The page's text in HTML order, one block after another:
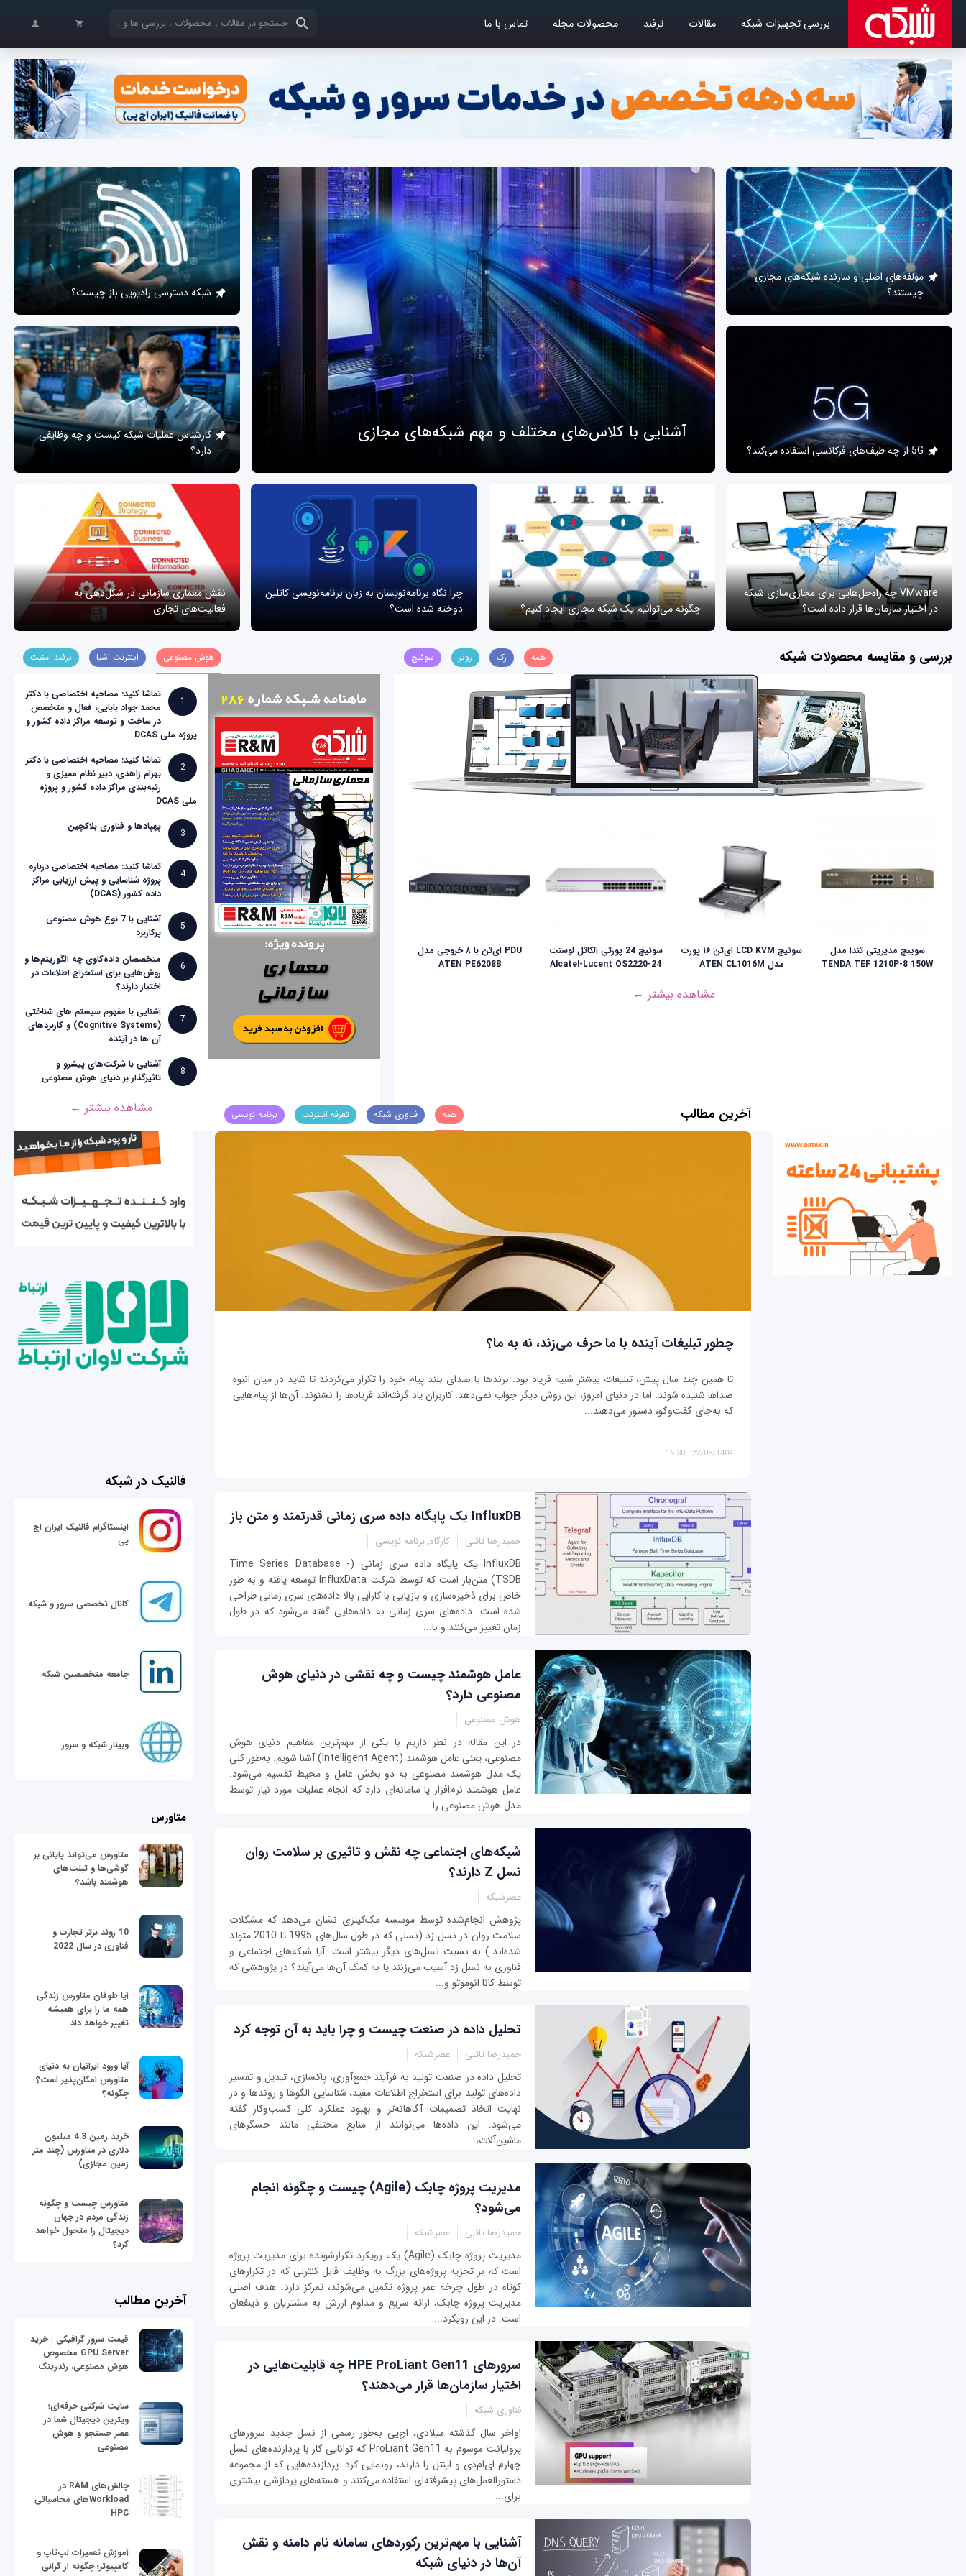
بررسی تجهیزات شبکه مقالات ترفند محصولات مجله تماس با ما کلمات کلیدی خود را وارد کنید
آشنایی با کلاس‌های مختلف و مهم شبکه‌های مجازی
مولفه‌های اصلی و سازنده شبکه‌های مجازی
چیستند؟
5G از چه طیف‌های فرکانسی استفاده می‌کند؟
شبکه دسترسی رادیویی باز چیست؟
کارشناس عملیات شبکه کیست و چه وظایفی
دارد؟
VMware چه راه‌حل‌هایی برای مجازی‌سازی شبکه
در اختیار سازمان‌ها قرار داده است؟
چگونه می‌توانیم یک شبکه مجازی ایجاد کنیم؟
چرا نگاه برنامه‌نویسان به زبان برنامه‌نویسی کاتلین
دوخته شده است؟
نقش معماری سازمانی در شکل‌دهی به
فعالیت‌های تجاری
بررسی و مقایسه محصولات شبکه همه رک روتر سوئیچ
سوییچ مدیریتی تندا مدل
TENDA TEF 1210P-8 150W
سوئيچ LCD KVM ای‌تن ۱۶ پورت
مدل ATEN CL1016M
سوئیچ 24 پورتی آلکاتل لوسنت
Alcatel-Lucent OS2220-24
PDU ای‌تن با ۸ خروجی مدل
ATEN PE6208B
مشاهده بیشتر ←
هوش مصنوعی اینترنت اشیا ترفند امنیت
1
تماشا کنید: مصاحبه اختصاصی با دکتر
محمد جواد بابایی، فعال و متخصص
در ساخت و توسعه مراکز داده کشور و
پروژه ملی DCAS
2
تماشا کنید: مصاحبه اختصاصی با دکتر
بهرام زاهدی، دبیر نظام ممیزی و
رتبه‌بندی مراکز داده کشور و پروژه
ملی DCAS
3
پهپادها و فناوری بلاکچین
4
تماشا کنید: مصاحبه اختصاصی درباره
پروژه شناسایی و پیش ارزیابی مراکز
داده کشور (DCAS)
5
آشنایی با 7 نوع هوش مصنوعی
پرکاربرد
6
متخصصان داده‌کاوی چه الگوریتم‌ها و
روش‌هایی برای استخراج اطلاعات در
اختیار دارند؟
7
آشنایی با مفهوم سیستم های شناختی
(Cognitive Systems) و کاربردهای
آن ها در آینده
8
آشنایی با شرکت‌های پیشرو و
تاثیرگذار بر دنیای هوش مصنوعی
مشاهده بیشتر ← آخرین مطالب همه فناوری شبکه تعرفه اینترنت برنامه نویسی
چطور تبلیغات آینده با ما حرف می‌زند، نه به ما؟
تا همین چند سال پیش، تبلیغات بیشتر شبیه فریاد بود. برندها با صدای بلند پیام خود را تکرار می‌کردند تا شاید در میان انبوه
صداها شنیده شوند. اما در دنیای امروز، این روش دیگر جواب نمی‌دهد. کاربران یاد گرفته‌اند فریادها را نشنوند. آن‌ها از پیام‌هایی
که به‌جای گفت‌وگو، دستور می‌دهند...
22/08/1404 - 16:30
InfluxDB یک پایگاه داده سری زمانی قدرتمند و متن باز
حمیدرضا تائبی کارگاه, برنامه نویسی
InfluxDB یک پایگاه داده سری زمانی (Time Series Database -
TSDB) متن‌باز است که توسط شرکت InfluxData توسعه یافته و به طور
خاص برای ذخیره‌سازی و بازیابی با کارایی بالا داده‌های سری زمانی طراحی
شده است. داده‌های سری زمانی به داده‌هایی گفته می‌شود که در طول
زمان تغییر می‌کنند و با...
عامل هوشمند چیست و چه نقشی در دنیای هوش
مصنوعی دارد؟
هوش مصنوعی
در این مقاله در نظر داریم با یکی از مهم‌ترین مفاهیم دنیای هوش
مصنوعی، یعنی عامل هوشمند (Intelligent Agent) آشنا شویم. به‌طور کلی
یک مدل هوشمند مصنوعی به دو بخش عامل و محیط تقسیم می‌شود.
عامل هوشمند نرم‌افزار یا سامانه‌ای دارد که انجام عملیات مورد نیاز توسط
مدل هوش مصنوعی را...
شبکه‌های اجتماعی چه نقش و تاثیری بر سلامت روان
نسل Z دارند؟
عصرشبکه
پژوهش انجام‌شده توسط موسسه مک‌کینزی نشان می‌دهد که مشکلات
سلامت روان در نسل زد (نسلی که در طول سال‌های 1995 تا 2010 متولد
شده‌اند.) به نسبت نسل‌های دیگر بیشتر است. آیا شبکه‌‌های اجتماعی و
فناوری به نسل زد آسیب می‌‌زنند یا به کمک آن‌ها می‌آیند؟ در پژوهشی که
توسط کانا انوموتو و...
تحلیل داده در صنعت چیست و چرا باید به آن توجه کرد
حمیدرضا تائبی عصرشبکه
تحلیل داده در صنعت تولید به فرآیند جمع‌آوری، پاکسازی، تبدیل و تفسیر
داده‌های تولید برای استخراج اطلاعات مفید، شناسایی الگوها و روندها و در
نهایت اتخاذ تصمیمات آگاهانه‌تر و بهبود عملکرد کلی کسب‌وکار گفته
می‌شود. این داده‌ها می‌توانند از منابع مختلفی مانند حسگرهای
ماشین‌آلات،...
مدیریت پروژه چابک (Agile) چیست و چگونه انجام
می‌شود؟
حمیدرضا تائبی عصرشبکه
مدیریت پروژه چابک (Agile) یک رویکرد تکرارشونده برای مدیریت پروژه
است که بر تجزیه پروژه‌های بزرگ به وظایف قابل کنترلی که در تکرارهای
کوتاه در طول چرخه عمر پروژه تکمیل می‌شوند، تمرکز دارد. هدف اصلی
مدیریت پروژه چابک، ارائه سریع و مداوم ارزش به مشتریان و ذینفعان
است. در این رویکرد...
سرورهای HPE ProLiant Gen11 چه قابلیت‌هایی در
اختیار سازمان‌ها قرار می‌دهند؟
فناوری شبکه
اواخر سال گذشته میلادی، اچ‌پی به‌طور رسمی از نسل جدید سرورهای
پرولیانت موسوم به ProLiant Gen11 که توانایی کار با پردازنده‌های نسل
چهارم ای‌ام‌دی و اینتل را دارند، رونمایی کرد. پردازنده‌هایی که از مجموعه
دستورالعمل‌های پیشرفته‌ای استفاده می‌کنند و هسته‌های پردازشی بیشتری
برای...
آشنایی با مهم‌ترین رکوردهای سامانه نام دامنه و نقش
آن‌ها در دنیای شبکه
فالنیک در شبکه
اینستاگرام فالنیک ایران اچ
پی
کانال تخصصی سرور و شبکه
جامعه متخصصین شبکه
وبینار شبکه و سرور
متاورس
متاورس می‌تواند پایانی بر
گوشی‌ها و تبلت‌های
هوشمند باشد؟
10 روند برتر تجارت و
فناوری در سال 2022
آیا طوفان متاورس زندگی
همه ما را برای همیشه
تغییر خواهد داد
آیا ورود ایرانیان به دنیای
متاورس امکان‌پذیر است؟
چگونه؟
خرید زمین 4.3 میلیون
دلاری در متاورس (چند متر
زمین مجازی)
متاورس چیست و چگونه
زندگی مردم در جهان
دیجیتال را متحول خواهد
کرد؟
آخرین مطالب
قیمت سرور گرافیکی | خرید
GPU Server مخصوص
هوش مصنوعی، رندرینگ
سایت شرکتی حرفه‌ای؛
ویترین دیجیتال شما در
عصر جستجو و هوش
مصنوعی
چالش‌های RAM در
Workloadهای محاسباتی
HPC
آموزش تعمیرات لپ‌تاپ و
کامپیوتر؛ چگونه از گرانی